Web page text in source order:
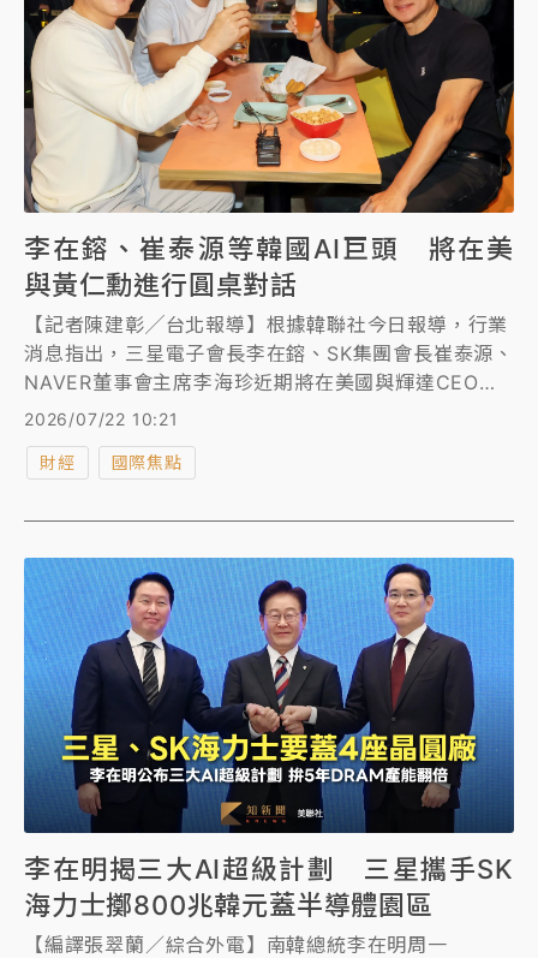
李在鎔、崔泰源等韓國AI巨頭 將在美
與黃仁勳進行圓桌對話
【記者陳建彰╱台北報導】根據韓聯社今日報導，行業
消息指出，三星電子會長李在鎔、SK集團會長崔泰源、
NAVER董事會主席李海珍近期將在美國與輝達CEO黃
仁勳進行圓桌對話。
2026/07/22 10:21
財經 國際焦點
李在明揭三大AI超級計劃 三星攜手SK
海力士擲800兆韓元蓋半導體園區
【編譯張翠蘭／綜合外電】南韓總統李在明周一